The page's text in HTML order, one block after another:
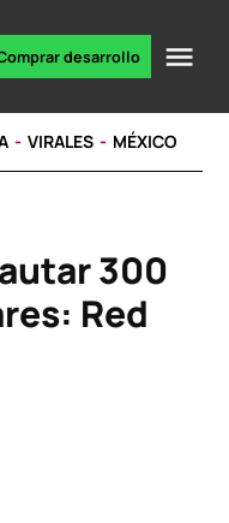
desarrollo
VIRALES MÉXICO
300
Red